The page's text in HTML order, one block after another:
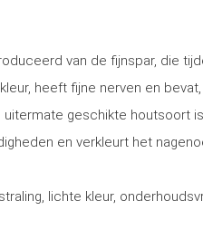
van de fijnspar, die
heeft fijne nerven en
geschikte houtsoort
en verkleurt het
lichte kleur,